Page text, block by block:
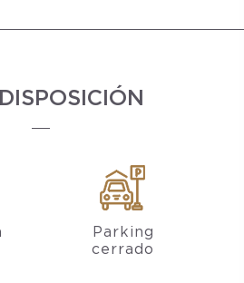
Parking
cerrado